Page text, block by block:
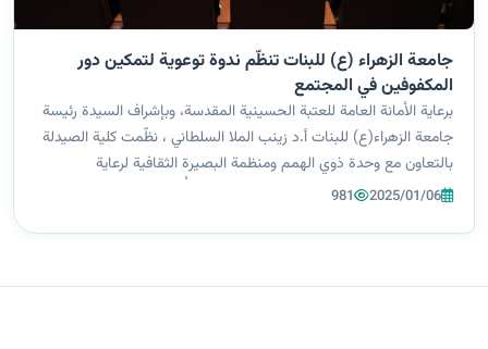
جامعة الزهراء (ع) للبنات تنظّم ندوة توعوية لتمكين دور
المكفوفين في المجتمع
برعاية الأمانة العامة للعتبة الحسينية المقدسة، وبإشراف السيدة رئيسة
جامعة الزهراء(ع) للبنات أ.د زينب الملا السلطاني ، نظّمت كلية الصيدلة
بالتعاون مع وحدة ذوي الهمم ومنظمة البصيرة الثقافية لرعاية
المكفوفين، ندوة تثقيفية توعوية بعنوان “نحو أُفق أرحب لتمكين دور ا...
2025/01/06
981